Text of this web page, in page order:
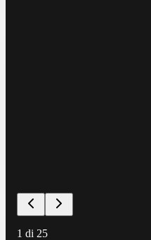
1 di 25